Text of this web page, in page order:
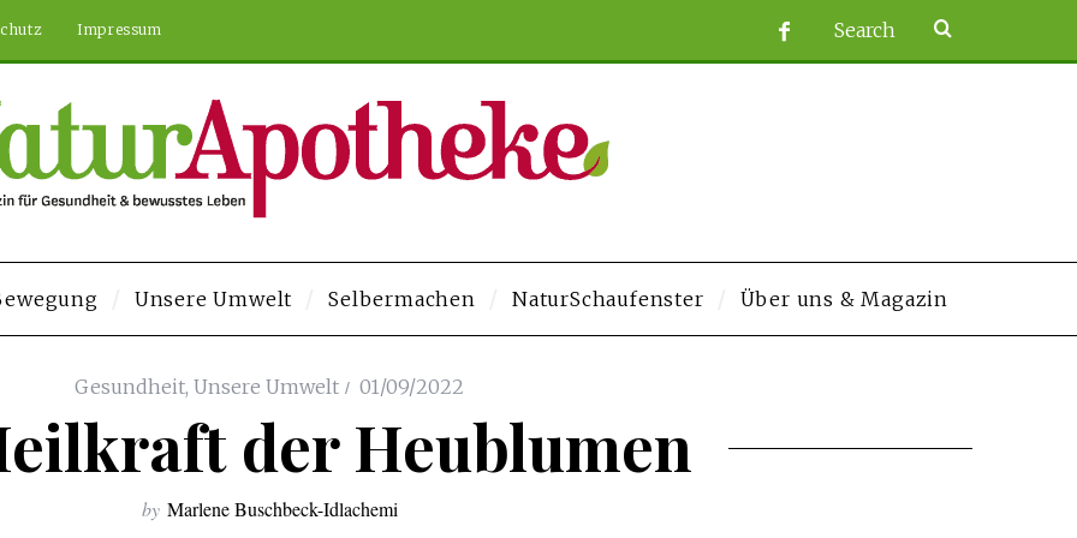
Impressum
Unsere Umwelt Selbermachen NaturSchaufenster Über uns & Magazin
SitelerDeneme Bonusu Veren Sitelerhttps://elysium-studios.com/
Gesundheit, Unsere Umwelt 01/09/2022
der Heublumen
by Marlene Buschbeck-Idlachemi